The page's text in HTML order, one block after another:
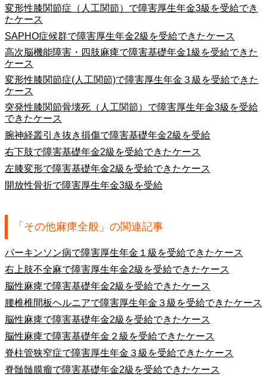
変形性膝関節症（人工関節）で障害厚生年金3級を受給でき
たケース
SAPHO症候群で障害厚生年金2級を受給できたケース
高次脳機能障害・四肢麻痺で障害基礎年金1級を受給できた
ケース
変形性膝関節症(人工関節)で障害厚生年金３級を受給できた
ケース
突発性膝関節骨壊死（人工関節）で障害厚生年金3級を受給
できたケース
腕神経叢引き抜き損傷で障害基礎年金2級を受給
右下肢で障害基礎年金2級を受給できたケース
左膝変形で障害基礎年金2級を受給できたケース
開放性骨折で障害厚生年金3級を受給
「その他麻痺全般」の関連記事
パーキンソン病で障害厚生年金１級を受給できたケース
右上肢不全麻で障害厚生年金2級を受給できたケース
脳性麻痺で障害基礎年金2級を受給できたケース
腰椎椎間板ヘルニアで障害厚生年金３級を受給できたケース
脳性麻痺で障害基礎年金2級を受給できたケース
脳性麻痺で障害基礎年金２級を受給できたケース
脊柱管狭窄症で障害厚生年金３級を受給できたケース
脊髄髄膜瘤で障害基礎年金2級を受給できたケース